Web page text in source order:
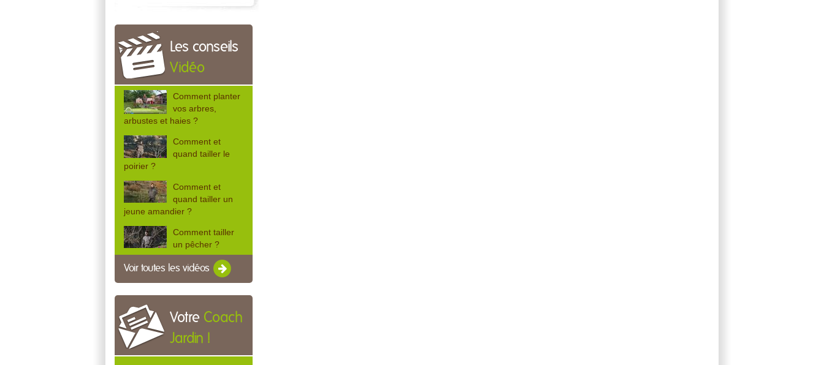
Les conseils
Vidéo
Comment planter
vos arbres,
arbustes et haies ?
Comment et
quand tailler le
poirier ?
Comment et
quand tailler un
jeune amandier ?
Comment tailler
un pêcher ?
Voir toutes les vidéos
Votre Coach
Jardin !